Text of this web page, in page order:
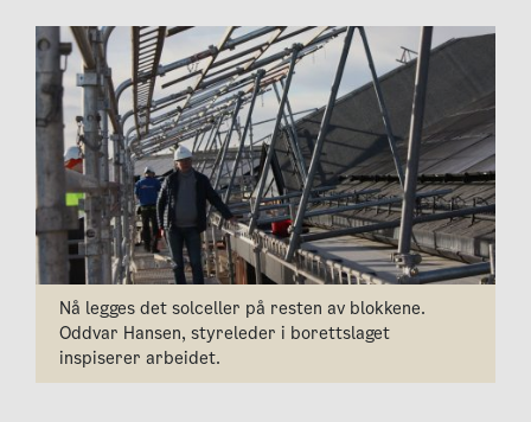
Nå legges det solceller på resten av blokkene.
Oddvar Hansen, styreleder i borettslaget
inspiserer arbeidet.